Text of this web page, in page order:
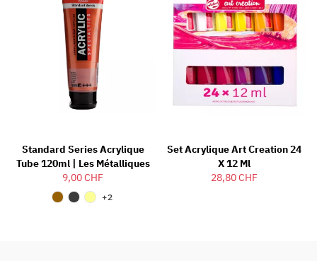
Standard Series Acrylique
Tube 120ml | Les Métalliques
9,00 CHF
+2
Set Acrylique Art Creation 24
X 12 Ml
28,80 CHF